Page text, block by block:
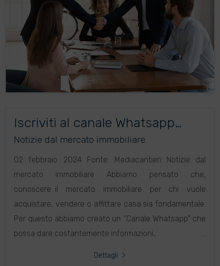
Iscriviti al canale Whatsapp
Mediacantieri: tutto
Notizie dal mercato immobiliare
02 febbraio 2024 Fonte: Mediacantieri Notizie dal
mercato immobiliare Abbiamo pensato che,
conoscere il mercato immobiliare per chi vuole
acquistare, vendere o affittare casa sia fondamentale.
Per questo abbiamo creato un “Canale Whatsapp” che
possa dare costantemente informazioni,...
Dettagli